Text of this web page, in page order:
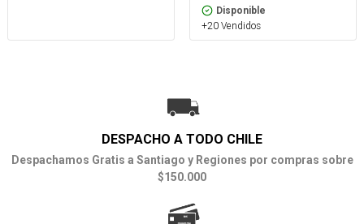
Disponible
+20 Vendidos
DESPACHO A TODO CHILE
Despachamos Gratis a Santiago y Regiones por compras sobre
$150.000